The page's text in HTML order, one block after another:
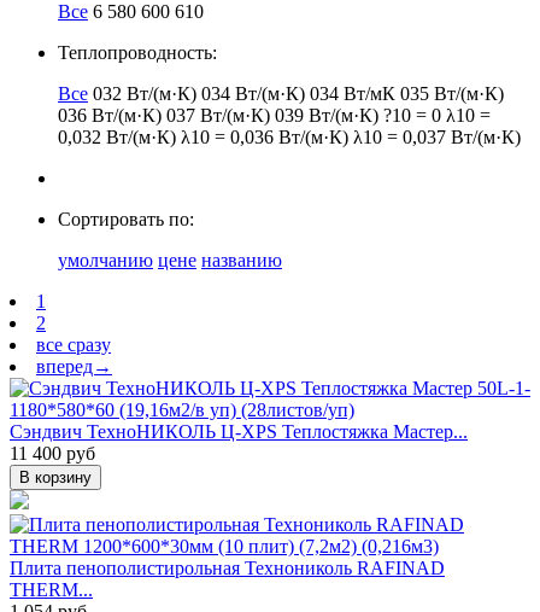
Все 6 580 600 610
Теплопроводность:
Все 032 Вт/(м·К) 034 Вт/(м·К) 034 Вт/мК 035 Вт/(м·К)
036 Вт/(м·К) 037 Вт/(м·К) 039 Вт/(м·К) ?10 = 0 λ10 =
0,032 Вт/(м·К) λ10 = 0,036 Вт/(м·К) λ10 = 0,037 Вт/(м·К)
Сортировать по:
умолчанию цене названию
1
2
все сразу
вперед→
Сэндвич ТехноНИКОЛЬ Ц-XPS Теплостяжка Мастер...
11 400 руб
В корзину
Плита пенополистирольная Технониколь RAFINAD
THERM...